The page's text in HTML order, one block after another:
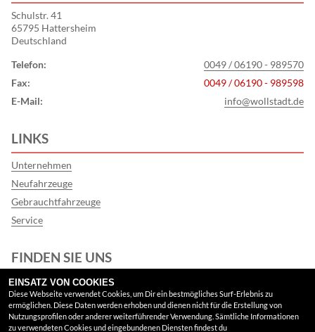
Schulstr. 41
65795 Hattersheim
Deutschland
Telefon:
0049 / 06190 - 989570
Fax:
0049 / 06190 - 989598
E-Mail:
info@wollstadt.de
LINKS
Unternehmen
Neufahrzeuge
Gebrauchtfahrzeuge
Service
FINDEN SIE UNS
Facebook
Google Maps
EINSATZ VON COOKIES
Diese Webseite verwendet Cookies, um Dir ein bestmögliches Surf-Erlebnis zu
ermöglichen. Diese Daten werden erhoben und dienen nicht für die Erstellung von
Nutzungsprofilen oder anderer weiterführender Verwendung. Sämtliche Informationen
zu verwendeten Cookies und eingebundenen Diensten findest du